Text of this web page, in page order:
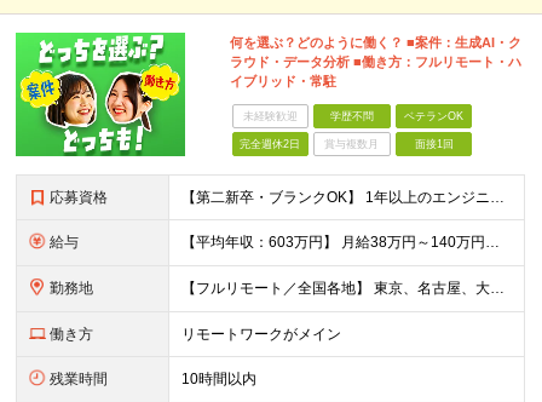
何を選ぶ？どのように働く？ ■案件：生成AI・ク
ラウド・データ分析 ■働き方：フルリモート・ハ
イブリッド・常駐
未経験歓迎 学歴不問 ベテランOK
完全週休2日 賞与複数月 面接1回
応募資格 【第二新卒・ブランクOK】 1年以上のエンジニア経験がある方(開発・インフラ・工程・言語一切不問） 文理・学歴不問 【三上さんの事例】 転職前 AWS案件を希望していましたが、資格や評価軸が不明確で
給与 【平均年収：603万円】 月給38万円～140万円＋諸手当（経験者） 【平均年収603万円】 ※案件の契約内容や昇給額などはすべて開示します。 ※経験や能力を考慮し決定します。 ※月給には固定残業
勤務地 【フルリモート／全国各地】 東京、名古屋、大阪、福岡を中心とした全国のプロジェクトにアサイン。 ※プロジェクトは完全選択制です。 ※フルリモート、ハイブリッド型、常駐案件から自由に選択可能です。 ※転
働き方 リモートワークがメイン
残業時間 10時間以内